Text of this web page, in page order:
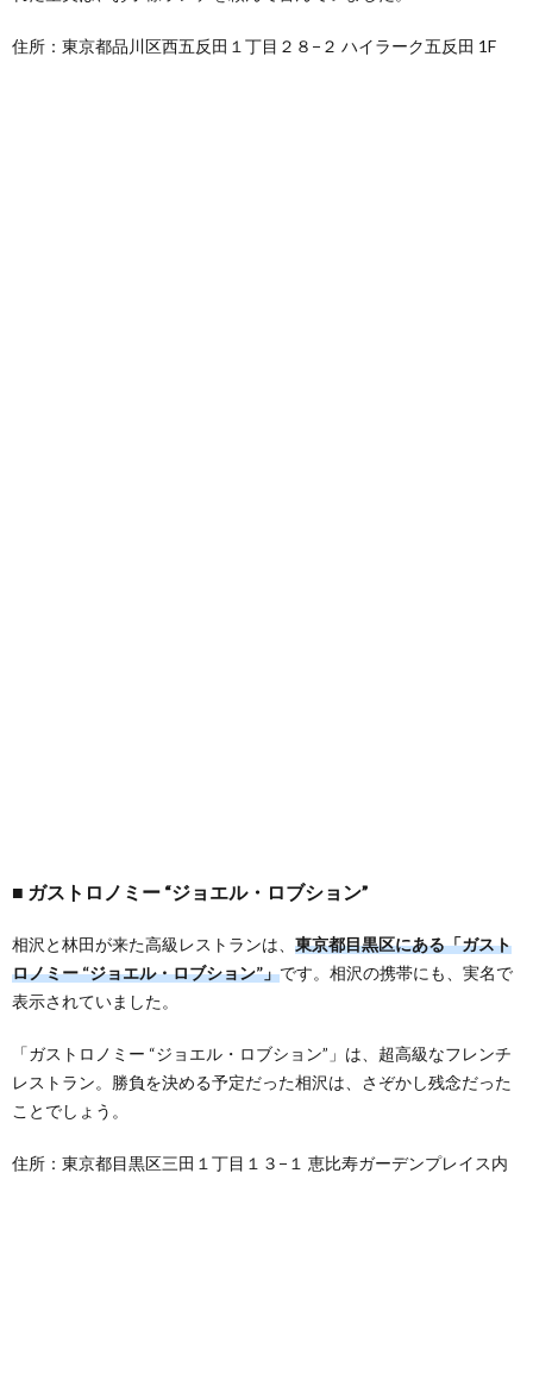
住所：東京都品川区西五反田１丁目２８−２ ハイラーク五反田 1F
ガストロノミー “ジョエル・ロブション”
相沢と林田が来た高級レストランは、 東京都目黒区にある「ガスト
ロノミー “ジョエル・ロブション”」です。相沢の携帯にも、実名で
表示されていました。
「ガストロノミー “ジョエル・ロブション”」は、超高級なフレンチ
レストラン。勝負を決める予定だった相沢は、さぞかし残念だった
ことでしょう。
住所：東京都目黒区三田１丁目１３−１ 恵比寿ガーデンプレイス内